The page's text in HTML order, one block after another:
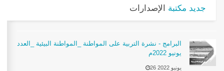
جديد مكتبة الإصدارات
البرامج - نشرة التربية على المواطنة _المواطنة البيئية _العدد
يونيو 2022م
26 يونيو 2022